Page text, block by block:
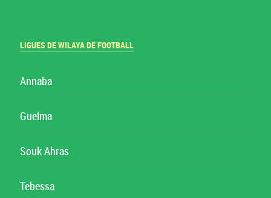
LIGUES DE WILAYA DE FOOTBALL
Annaba
Guelma
Souk Ahras
Tebessa